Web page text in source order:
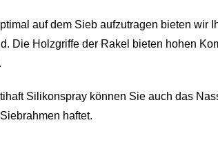
auf dem Sieb aufzutragen bieten wir
Die Holzgriffe der Rakel bieten hohen
Silikonspray können Sie auch das
haftet.